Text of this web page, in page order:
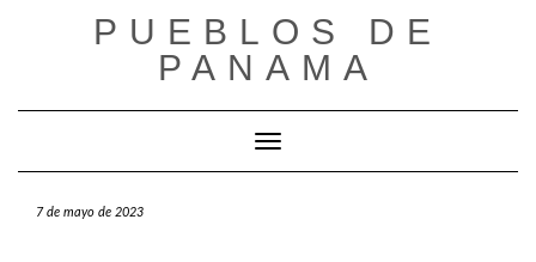
PUEBLOS DE
PANAMA
Cambiar modo de navegación
7 de mayo de 2023